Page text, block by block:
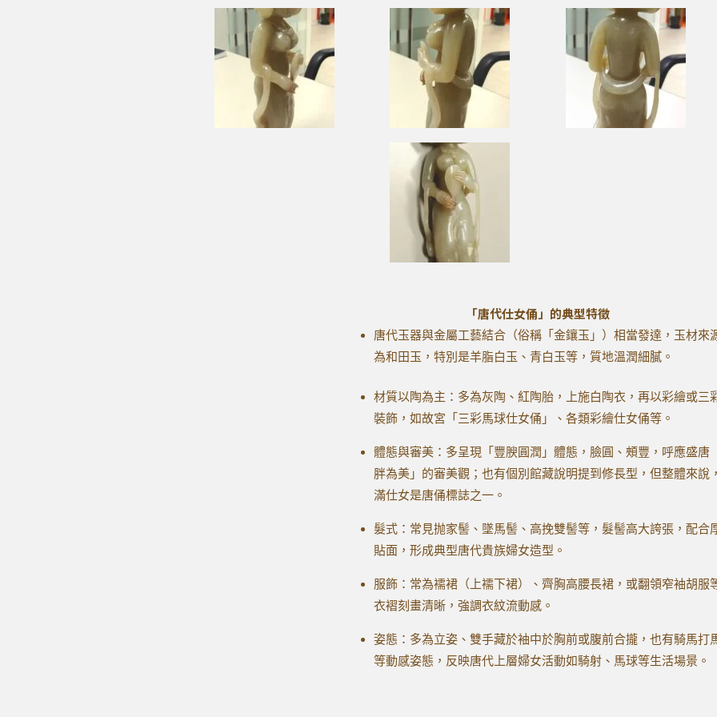
「唐代仕女俑」的典型特徵
唐代玉器與金屬工藝結合（俗稱「金鑲玉」）相當發達，玉材來
為和田玉，特別是羊脂白玉、青白玉等，質地溫潤細膩。
材質以陶為主：多為灰陶、紅陶胎，上施白陶衣，再以彩繪或三
裝飾，如故宮「三彩馬球仕女俑」、各類彩繪仕女俑等。
體態與審美：多呈現「豐腴圓潤」體態，臉圓、頰豐，呼應盛唐
胖為美」的審美觀；也有個別館藏說明提到修長型，但整體來說
滿仕女是唐俑標誌之一。
髮式：常見抛家髻、墜馬髻、高挽雙髻等，髮髻高大誇張，配合
貼面，形成典型唐代貴族婦女造型。
服飾：常為襦裙（上襦下裙）、齊胸高腰長裙，或翻領窄袖胡服
衣褶刻畫清晰，強調衣紋流動感。
姿態：多為立姿、雙手藏於袖中於胸前或腹前合攏，也有騎馬打
等動感姿態，反映唐代上層婦女活動如騎射、馬球等生活場景。